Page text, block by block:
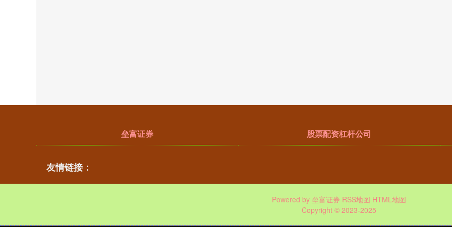
垒富证券 股票配资杠杆公司
友情链接：
Powered by 垒富证券 RSS地图 HTML地图
Copyright © 2023-2025